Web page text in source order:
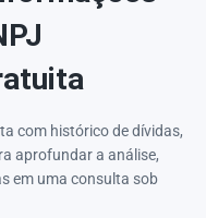
com histórico de dívidas,
aprofundar a análise,
em uma consulta sob